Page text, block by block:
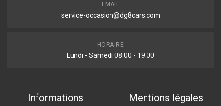
EMAIL
service-occasion@dg8cars.com
HORAIRE
Lundi - Samedi 08:00 - 19:00
Informations Mentions légales